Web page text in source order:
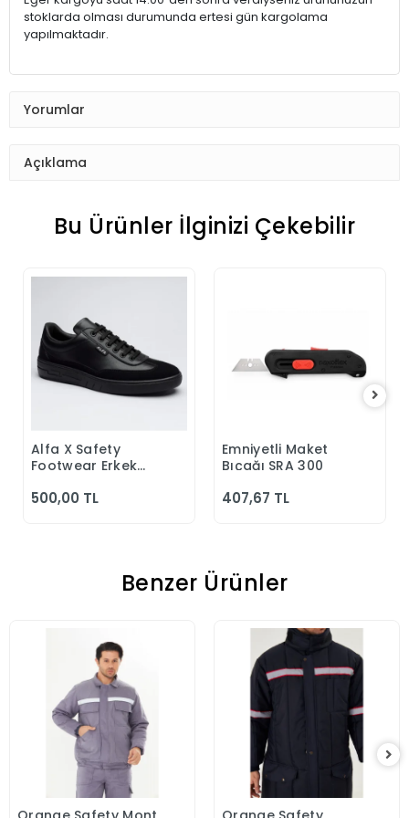
stoklarda olması durumunda ertesi gün kargolama
yapılmaktadır.
Yorumlar
Açıklama
Bu Ürünler İlginizi Çekebilir
Sepete Ekle
Alfa X Safety
Footwear Erkek
Klasik Ayakkabı
500,00 TL
Sepete Ekle
Emniyetli Maket
Bıçağı SRA 300
407,67 TL
Benzer Ürünler